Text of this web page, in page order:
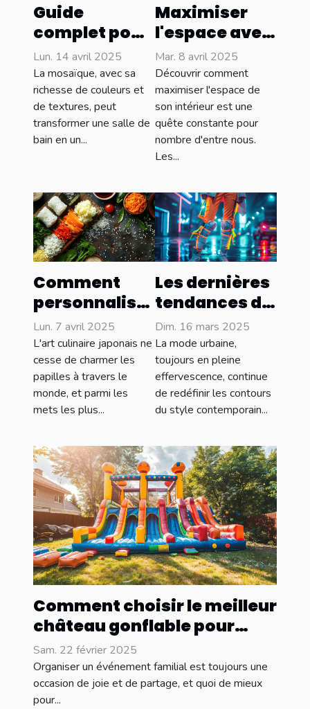
Guide
complet pour
choisir la
mosaïque
idéale pour
salles de bain
Lun. 14 avril 2025
La mosaïque, avec sa
richesse de couleurs et
de textures, peut
transformer une salle de
bain en un...
Maximiser
l'espace avec
des meubles
sur mesure :
astuces et
avantages
Mar. 8 avril 2025
Découvrir comment
maximiser l'espace de
son intérieur est une
quête constante pour
nombre d'entre nous.
Les...
Comment
personnaliser
vos onigiris
avec des
ingrédients
locaux
Lun. 7 avril 2025
L'art culinaire japonais ne
cesse de charmer les
papilles à travers le
monde, et parmi les
mets les plus...
Les dernières
tendances de
la mode
urbaine en
2023
Dim. 16 mars 2025
La mode urbaine,
toujours en pleine
effervescence, continue
de redéfinir les contours
du style contemporain...
Comment choisir le meilleur
château gonflable pour
votre événement familial
Sam. 22 février 2025
Organiser un événement familial est toujours une
occasion de joie et de partage, et quoi de mieux
pour...